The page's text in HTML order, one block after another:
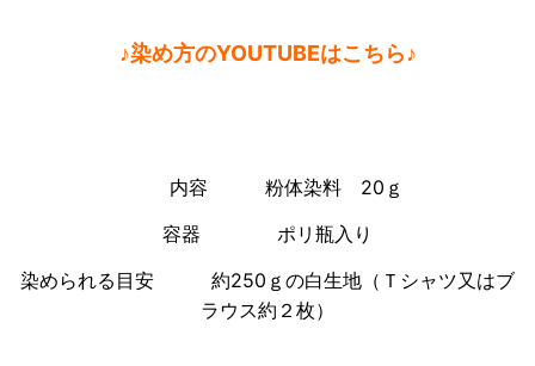
♪染め方のYOUTUBEはこちら♪
内容 粉体染料 20ｇ
容器 ポリ瓶入り
染められる目安 約250ｇの白生地（Ｔシャツ又はブ
ラウス約２枚）